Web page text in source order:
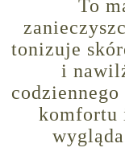
To
tonizuje
i
komfortu